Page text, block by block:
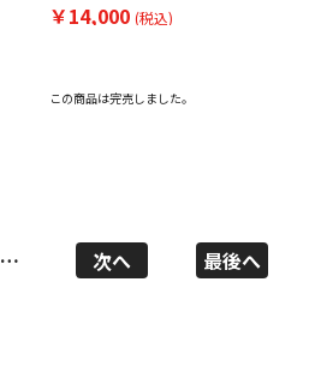
￥14,000 (税込)
この商品は完売しました。
… 次へ 最後へ